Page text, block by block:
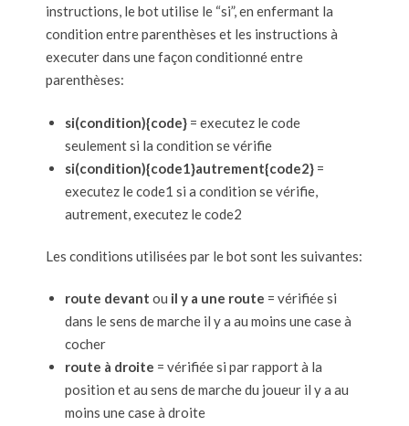
instructions, le bot utilise le “si”, en enfermant la
condition entre parenthèses et les instructions à
executer dans une façon conditionné entre
parenthèses:
si(condition){code} = executez le code
seulement si la condition se vérifie
si(condition){code1}autrement{code2} =
executez le code1 si a condition se vérifie,
autrement, executez le code2
Les conditions utilisées par le bot sont les suivantes:
route devant ou il y a une route = vérifiée si
dans le sens de marche il y a au moins une case à
cocher
route à droite = vérifiée si par rapport à la
position et au sens de marche du joueur il y a au
moins une case à droite